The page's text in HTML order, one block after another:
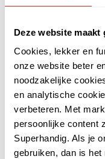
Deze website
Cookies, lekker en
onze website beter
noodzakelijke
en analytische
verbeteren. Met
persoonlijke content
Superhandig. Als je
gebruiken, dan is